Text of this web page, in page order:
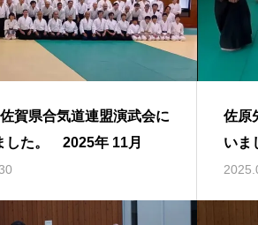
賀県合気道連盟演武会に
した。 2025年 11月
佐原
いま